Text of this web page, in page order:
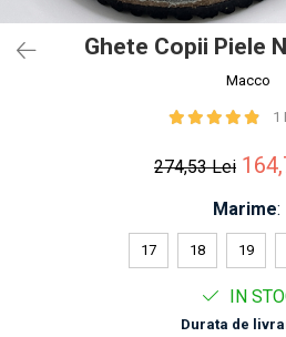
Ghete Copii Piele
Macco
1
274,53 Lei
Marime:
17 18 19
IN
Durata de